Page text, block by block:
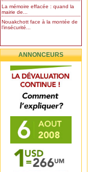
La mémoire effacée : quand la
mairie de...
Nouakchott face à la montée de
l’insécurité...
ANNONCEURS